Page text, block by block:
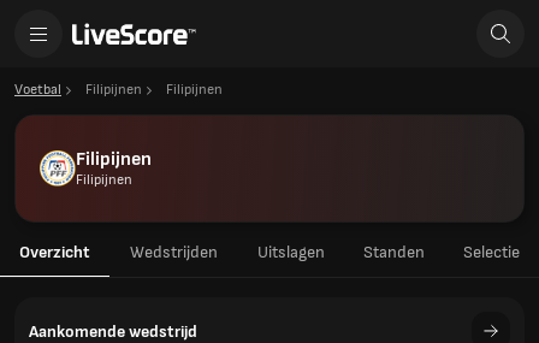
Voetbal Filipijnen Filipijnen
Filipijnen
Filipijnen
Overzicht Wedstrijden Uitslagen Standen Selectie
Aankomende wedstrijd